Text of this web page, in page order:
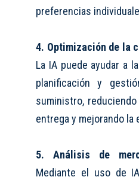
preferencias
4. Optimización de la
La IA puede ayudar a
planificación y
suministro,
entrega y mejorando la
5. Análisis de
Mediante el uso de